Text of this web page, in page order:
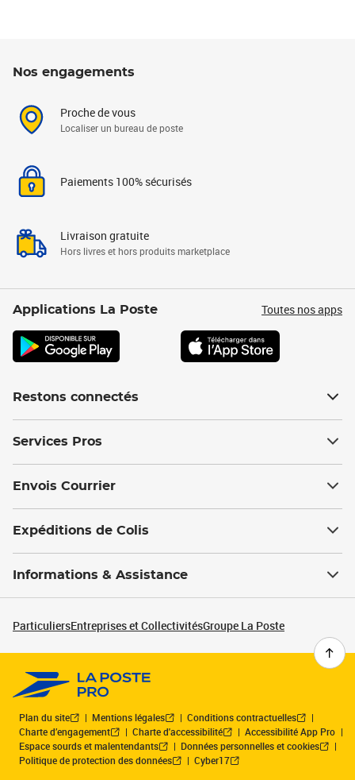
Nos engagements
Proche de vous
Localiser un bureau de poste
Paiements 100% sécurisés
Livraison gratuite
Hors livres et hors produits marketplace
Applications La Poste Toutes nos apps
Restons connectés
Services Pros
Envois Courrier
Expéditions de Colis
Informations & Assistance
ParticuliersEntreprises et CollectivitésGroupe La Poste
Plan du site Mentions légales
Conditions contractuelles
Charte d’engagement
Charte d'accessibilité
Accessibilité App Pro
Espace sourds et malentendants
Données personnelles et cookies
Politique de protection des données
Cyber17